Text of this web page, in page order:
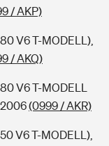
/ AKP)
V6 T-MODELL),
/ AKQ)
V6 T-MODELL
(0999 / AKR)
V6 T-MODELL),